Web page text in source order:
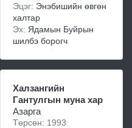
Эцэг: Энэбишийн өвгөн
халтар
Эх: Ядамын Буйрын
шилбэ борогч
Халзангийн
Гантулгын муна хар
Азарга
Төрсөн: 1993